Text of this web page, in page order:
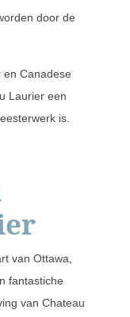
door de
en Canadese
Laurier een
is.
van Ottawa,
fantastiche
van Chateau